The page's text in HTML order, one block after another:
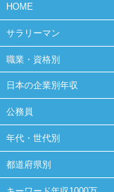
HOME
サラリーマン
職業・資格別
日本の企業別年収
公務員
年代・世代別
都道府県別